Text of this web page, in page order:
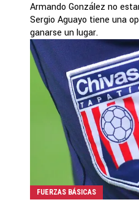
Armando González no
Sergio Aguayo tiene una
ganarse un lugar.
FUERZAS BÁSICAS